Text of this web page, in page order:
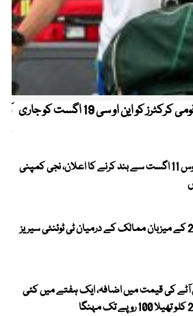
کیریبین پریمیئر لیگ ، قومی کرکٹرز کو این او سی 19 اگست کو جاری
میٹرو بس سروس 11 اگست سے بند کرنے کا اعلان، نجی کمپنی
ورلڈ کپ 2027 کے میزبان ممالک کے درمیان ٹی ٹوئنٹی سیریز
کی قیمت میں اضافہ، ایک ہفتے میں کئی